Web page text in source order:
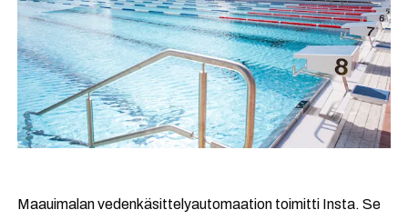
Maauimalan vedenkäsittelyautomaation toimitti Insta. Se